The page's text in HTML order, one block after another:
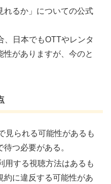
れるか」についての公式
日本でもOTTやレンタ
性がありますが、今のと
見られる可能性があるも
つ必要がある。
用する視聴方法はあるも
約に違反する可能性があ